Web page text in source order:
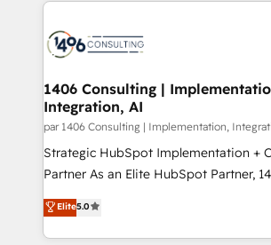
か？ ✓ HubSpot Eliteパートナー認定 ✓
ード受賞・HUGリーダー ✓
ISO9001:2015 取得 ✓ 400社以上の導入
状整理の壁打ちなど、構想段階からお気
せください。
Onboarding - Data Migration & Integrations -
Technical Audit & Optimization Strategic Solutions: -
Revenue Operations - Inbound
Outbound Marketing - HubSpot CMS
Design & Development We empower our clients to
reach their full potential by providing
relationship-driven support. With over 300 HubSpot
technical know-how and strategic
need to succeed.
1406 Consulting |
Integration, AI
par 1406 Consulting | Implementation,
Strategic HubSpot Implementation +
Partner As an Elite HubSpot Partner, 1406 Consulting
helps mid-market revenue teams
they sell, market, and serve. We don't
HubSpot—we teach your team to
Elite5.0